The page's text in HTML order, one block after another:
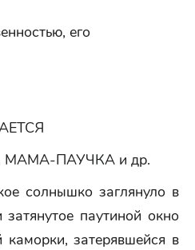
его
ПАУЧКА и др.
солнышко заглянуло в
паутиной окно
каморки, затерявшейся в